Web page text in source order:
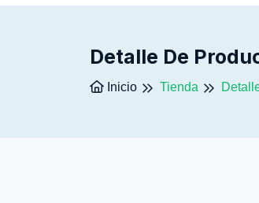
Detalle De
Inicio Tienda